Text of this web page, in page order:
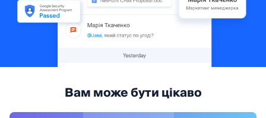
Вам може бути цікаво